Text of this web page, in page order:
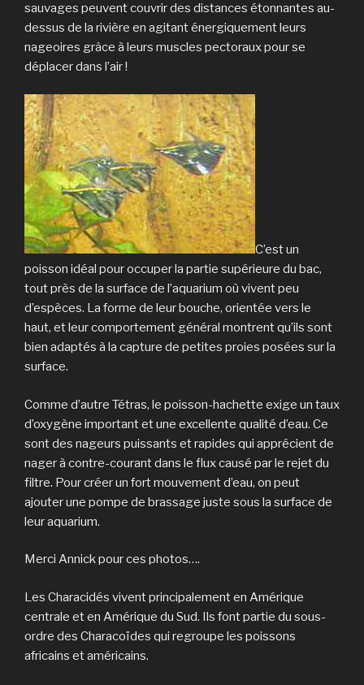
sauvages peuvent couvrir des distances étonnantes au-
dessus de la rivière en agitant énergiquement leurs
nageoires grâce à leurs muscles pectoraux pour se
déplacer dans l’air !
C’est un
poisson idéal pour occuper la partie supérieure du bac,
tout près de la surface de l’aquarium où vivent peu
d’espèces. La forme de leur bouche, orientée vers le
haut, et leur comportement général montrent qu’ils sont
bien adaptés à la capture de petites proies posées sur la
surface.
Comme d’autre Tétras, le poisson-hachette exige un taux
d’oxygène important et une excellente qualité d’eau. Ce
sont des nageurs puissants et rapides qui apprécient de
nager à contre-courant dans le flux causé par le rejet du
filtre. Pour créer un fort mouvement d’eau, on peut
ajouter une pompe de brassage juste sous la surface de
leur aquarium.
Merci Annick pour ces photos….
Les Characidés vivent principalement en Amérique
centrale et en Amérique du Sud. Ils font partie du sous-
ordre des Characoïdes qui regroupe les poissons
africains et américains.